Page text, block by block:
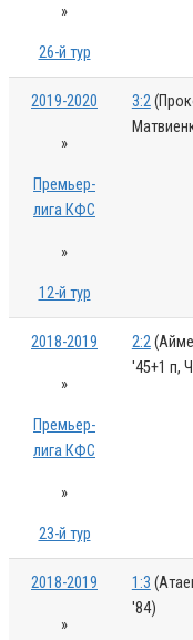
»
26-й тур
2019-2020
»
Премьер-
лига КФС
»
12-й тур
3:2
2018-2019
»
Премьер-
лига КФС
»
23-й тур
2:2
'45+1 п,
2018-2019
»
1:3
'84)